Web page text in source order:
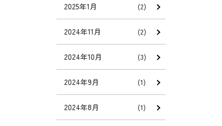
2025年1月 (2)
2024年11月 (2)
2024年10月 (3)
2024年9月 (1)
2024年8月 (1)